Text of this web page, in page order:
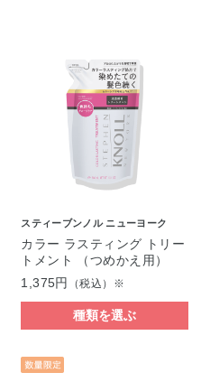
スティーブンノル ニューヨーク
カラー ラスティング トリー
トメント （つめかえ用）
1,375円
（税込）※
種類を選ぶ